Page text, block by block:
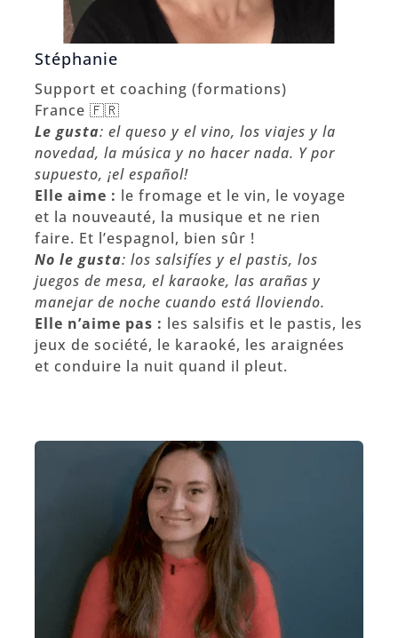
Stéphanie
Support et coaching (formations)
France 🇫🇷
Le gusta: el queso y el vino, los viajes y la
novedad, la música y no hacer nada. Y por
supuesto, ¡el español!
Elle aime : le fromage et le vin, le voyage
et la nouveauté, la musique et ne rien
faire. Et l’espagnol, bien sûr !
No le gusta: los salsifíes y el pastis, los
juegos de mesa, el karaoke, las arañas y
manejar de noche cuando está lloviendo.
Elle n’aime pas : les salsifis et le pastis, les
jeux de société, le karaoké, les araignées
et conduire la nuit quand il pleut.